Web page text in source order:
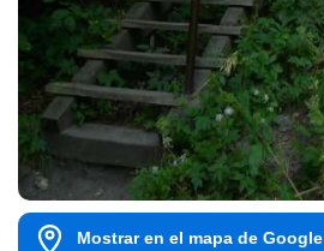
Mostrar en el mapa de Google